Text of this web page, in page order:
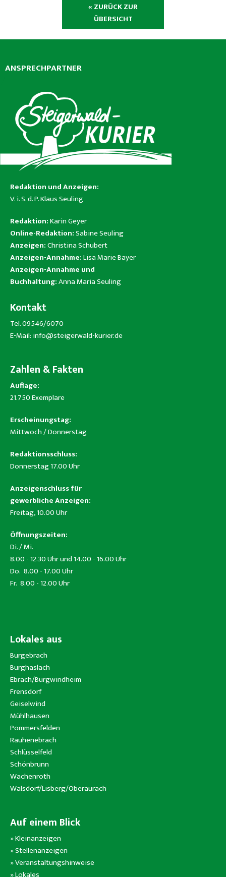
« ZURÜCK ZUR
ÜBERSICHT
ANSPRECHPARTNER
Redaktion und Anzeigen:
V. i. S. d. P. Klaus Seuling
Redaktion:Karin Geyer
Online-Redaktion:Sabine Seuling
Anzeigen:Christina Schubert
Anzeigen-Annahme:Lisa Marie Bayer
Anzeigen-Annahme und
Buchhaltung:Anna Maria Seuling
Kontakt
Tel. 09546/6070
E-Mail: info@steigerwald-kurier.de
Zahlen & Fakten
Auflage:
21.750 Exemplare
Erscheinungstag:
Mittwoch / Donnerstag
Redaktionsschluss:
Donnerstag 17.00 Uhr
Anzeigenschluss für
gewerbliche Anzeigen:
Freitag, 10.00 Uhr
Öffnungszeiten:
Di. / Mi.
8.00 - 12.30 Uhr und 14.00 - 16.00 Uhr
Do. 8.00 - 17.00 Uhr
Fr. 8.00 - 12.00 Uhr
Lokales aus
Burgebrach
Burghaslach
Ebrach/Burgwindheim
Frensdorf
Geiselwind
Mühlhausen
Pommersfelden
Rauhenebrach
Schlüsselfeld
Schönbrunn
Wachenroth
Walsdorf/Lisberg/Oberaurach
Auf einem Blick
»Kleinanzeigen
»Stellenanzeigen
»Veranstaltungshinweise